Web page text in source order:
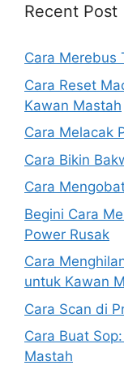
Recent Post
Cara Merebus
Cara Reset
Kawan Mastah
Cara Melacak
Cara Bikin
Cara
Begini Cara
Power Rusak
Cara
untuk Kawan
Cara Scan di
Cara Buat
Mastah